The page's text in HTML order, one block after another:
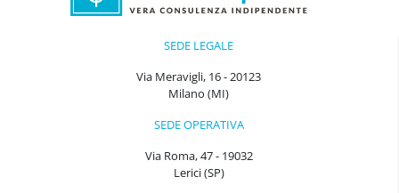
SEDE LEGALE
Via Meravigli, 16 - 20123
Milano (MI)
SEDE OPERATIVA
Via Roma, 47 - 19032
Lerici (SP)